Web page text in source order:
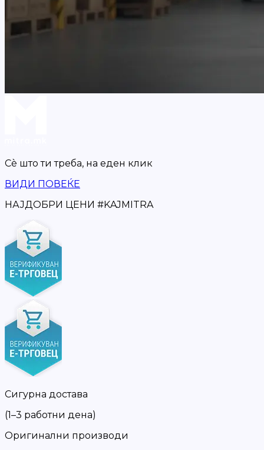
Сè што ти треба, на еден клик
ВИДИ ПОВЕЌЕ
НАЈДОБРИ ЦЕНИ #KAJMITRA
Сигурна достава
(1–3 работни дена)
Оригинални производи